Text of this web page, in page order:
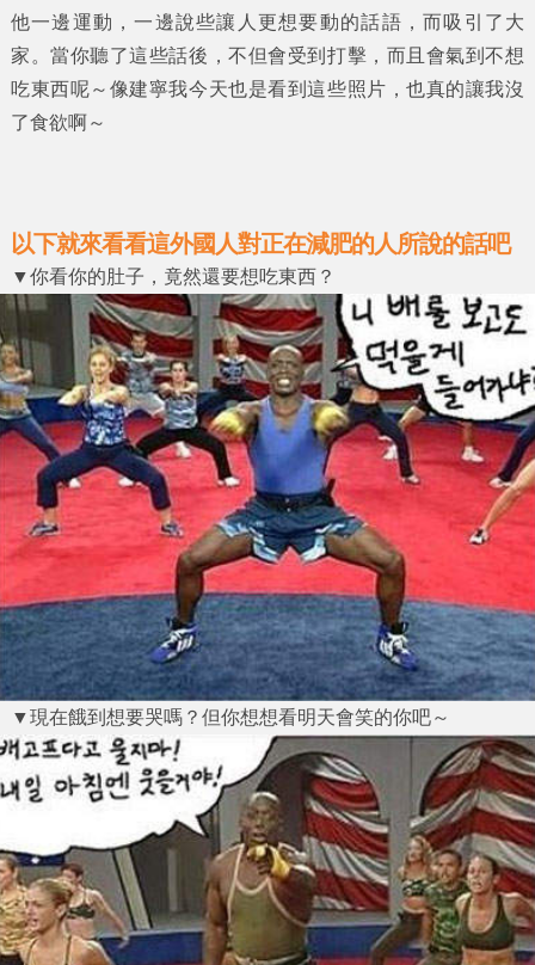
他一邊運動，一邊說些讓人更想要動的話語，而吸引了大
家。當你聽了這些話後，不但會受到打擊，而且會氣到不想
吃東西呢～像建寧我今天也是看到這些照片，也真的讓我沒
了食欲啊～
以下就來看看這外國人對正在減肥的人所說的話吧
▼你看你的肚子，竟然還要想吃東西？
▼現在餓到想要哭嗎？但你想想看明天會笑的你吧～